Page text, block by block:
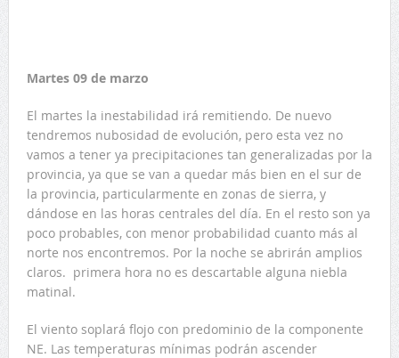
Martes 09 de marzo
El martes la inestabilidad irá remitiendo. De nuevo
tendremos nubosidad de evolución, pero esta vez no
vamos a tener ya precipitaciones tan generalizadas por la
provincia, ya que se van a quedar más bien en el sur de
la provincia, particularmente en zonas de sierra, y
dándose en las horas centrales del día. En el resto son ya
poco probables, con menor probabilidad cuanto más al
norte nos encontremos. Por la noche se abrirán amplios
claros. primera hora no es descartable alguna niebla
matinal.
El viento soplará flojo con predominio de la componente
NE. Las temperaturas mínimas podrán ascender